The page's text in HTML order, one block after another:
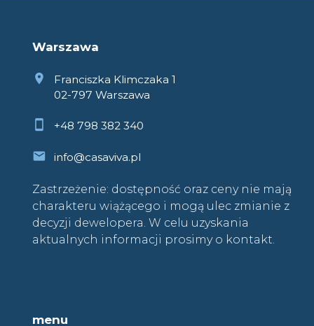
Warszawa
Franciszka Klimczaka 1
02-797 Warszawa
+48 798 382 340
info@casaviva.pl
Zastrzeżenie: dostępność oraz ceny nie mają
charakteru wiążącego i mogą ulec zmianie z
decyzji dewelopera. W celu uzyskania
aktualnych informacji prosimy o kontakt.
menu